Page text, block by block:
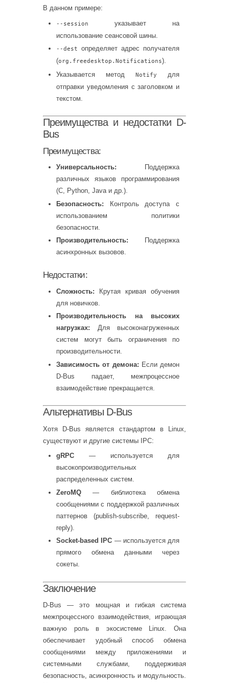
В данном примере:
--session
указывает на
использование сеансовой шины.
--dest
определяет адрес получателя
(org.freedesktop.Notifications).
Указывается метод Notify
для
отправки уведомления с заголовком и
текстом.
Преимущества и недостатки D-
Bus
Преимущества:
Универсальность: Поддержка
различных языков программирования
(C, Python, Java и др.).
Безопасность: Контроль доступа с
использованием политики
безопасности.
Производительность: Поддержка
асинхронных вызовов.
Недостатки:
Сложность: Крутая кривая обучения
для новичков.
Производительность на высоких
нагрузках: Для высоконагруженных
систем могут быть ограничения по
производительности.
Зависимость от демона: Если демон
D-Bus падает, межпроцессное
взаимодействие прекращается.
Альтернативы D-Bus
Хотя D-Bus является стандартом в Linux,
существуют и другие системы IPC:
gRPC — используется для
высокопроизводительных
распределенных систем.
ZeroMQ — библиотека обмена
сообщениями с поддержкой различных
паттернов (publish-subscribe, request-
reply).
Socket-based IPC — используется для
прямого обмена данными через
сокеты.
Заключение
D-Bus — это мощная и гибкая система
межпроцессного взаимодействия, играющая
важную роль в экосистеме Linux. Она
обеспечивает удобный способ обмена
сообщениями между приложениями и
системными службами, поддерживая
безопасность, асинхронность и модульность.